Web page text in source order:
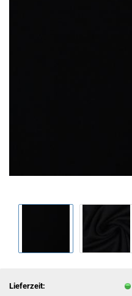
Lieferzeit: